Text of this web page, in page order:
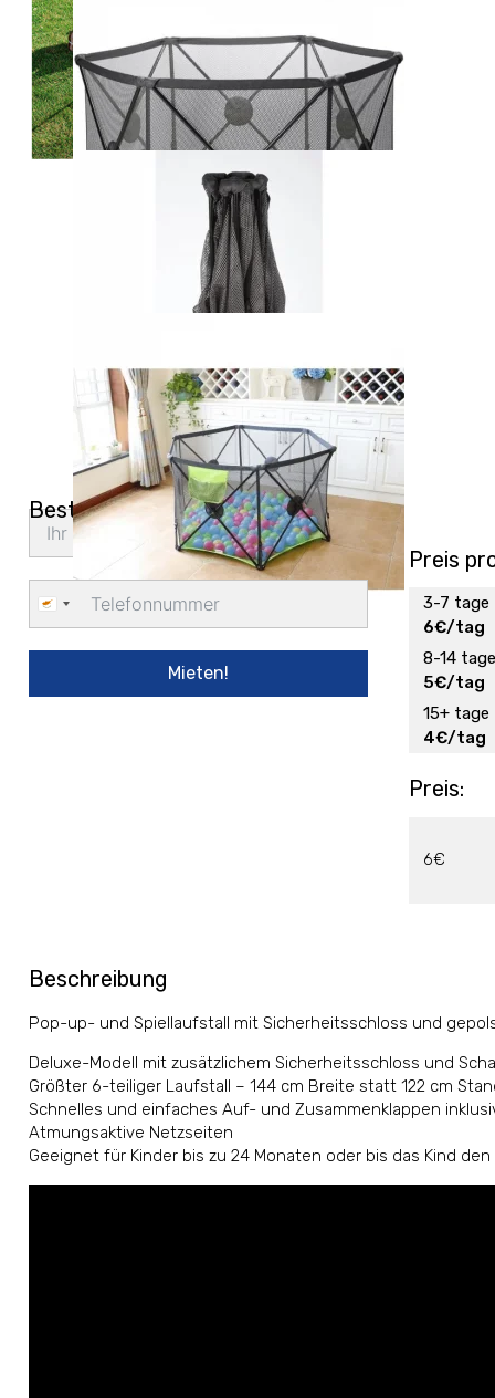
Bestellung Lieferung
Cyprus
+357
Mieten!
Preis
3-7 tage
6€/tag
8-14
5€/tag
15+ tage
4€/tag
Preis:
6€
Beschreibung
Pop-up- und Spiellaufstall mit Sicherheitsschloss und
Deluxe-Modell mit zusätzlichem Sicherheitsschloss und
Größter 6-teiliger Laufstall – 144 cm Breite statt 122 cm
Schnelles und einfaches Auf- und Zusammenklappen
Atmungsaktive Netzseiten
Geeignet für Kinder bis zu 24 Monaten oder bis das Kind